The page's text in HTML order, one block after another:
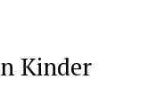
Kinder